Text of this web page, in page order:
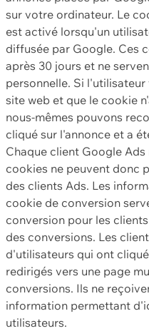
sur votre ordinateur. Le
est activé lorsqu'un
diffusée par Google. Ces
après 30 jours et ne
personnelle. Si
site web et que le cookie
nous-mêmes pouvons
cliqué sur l'annonce et a
Chaque client Google
cookies ne peuvent donc
des clients Ads. Les
cookie de conversion
conversion pour les
des conversions. Les
d'utilisateurs qui ont
redirigés vers une page
conversions. Ils ne
information permettant
utilisateurs.